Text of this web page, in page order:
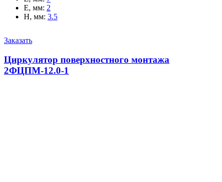
E, мм: 2
H, мм: 3.5
Заказать
Циркулятор поверхностного монтажа
2ФЦПМ-12.0-1